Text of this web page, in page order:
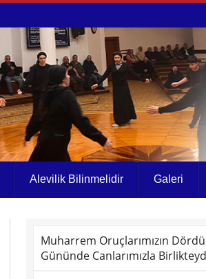
Alevilik Bilinmelidir Galeri
Muharrem Oruçlarımızın
Gününde Canlarımızla